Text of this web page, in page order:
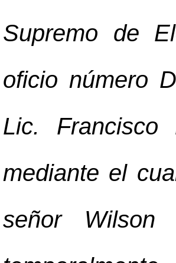
Supremo de
oficio número
Lic. Francisco
mediante el
señor Wilson